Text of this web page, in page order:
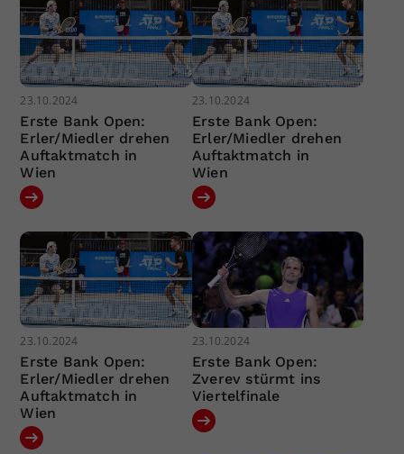
23.10.2024
Erste Bank Open:
Erler/Miedler drehen
Auftaktmatch in
Wien
23.10.2024
Erste Bank Open:
Erler/Miedler drehen
Auftaktmatch in
Wien
23.10.2024
Erste Bank Open:
Erler/Miedler drehen
Auftaktmatch in
Wien
23.10.2024
Erste Bank Open:
Zverev stürmt ins
Viertelfinale